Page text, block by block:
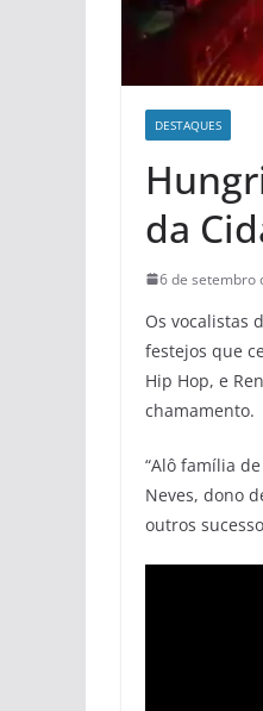
DESTAQUES
da
6 de setembro
Os vocalistas
festejos que
Hip Hop, e
chamamento.
“Alô família
Neves, dono
outros